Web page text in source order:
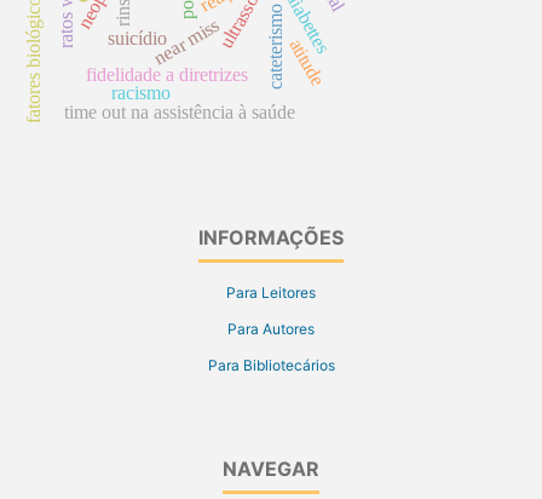
near miss
time out na assistência à saúde
fidelidade a diretrizes
fatores biológicos suicídio diabettes
rins
racismo
atitude
INFORMAÇÕES
Para Leitores
Para Autores
Para Bibliotecários
NAVEGAR